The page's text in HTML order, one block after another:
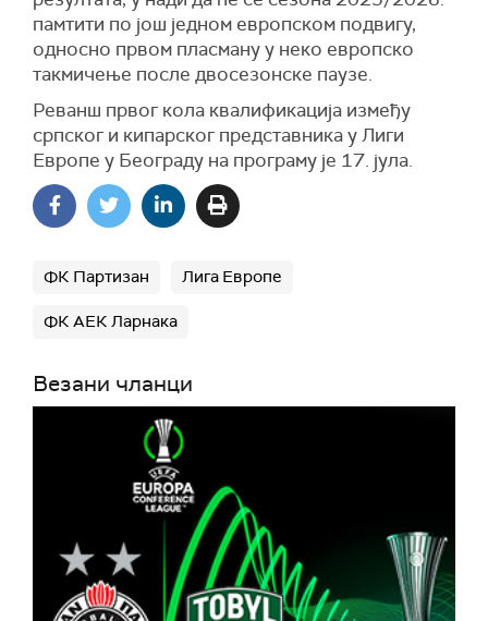
памтити по још једном европском подвигу,
односно првом пласману у неко европско
такмичење после двосезонске паузе.
Реванш првог кола квалификација између
српског и кипарског представника у Лиги
Европе у Београду на програму је 17. јула.
ФК Партизан Лига Европе
ФК АЕК Ларнака
Везани чланци